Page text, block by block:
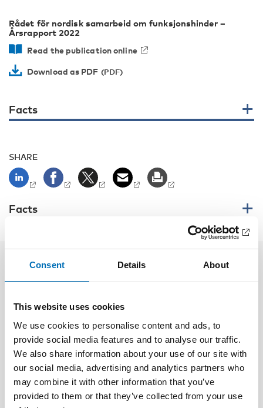
Consent Details About
This website uses cookies
We use cookies to personalise content and ads, to
provide social media features and to analyse our traffic.
We also share information about your use of our site with
our social media, advertising and analytics partners who
may combine it with other information that you’ve
provided to them or that they’ve collected from your use
Rådet för nordisk samarbeid om funksjonshinder –
Årsrapport 2022
Read the publication online
Download as PDF
Facts
SHARE
Facts
Related content